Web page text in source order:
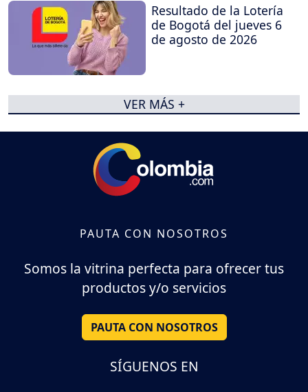
Resultado de la Lotería
de Bogotá del jueves 6
de agosto de 2026
VER MÁS +
PAUTA CON NOSOTROS
Somos la vitrina perfecta para ofrecer tus
productos y/o servicios
PAUTA CON NOSOTROS
SÍGUENOS EN